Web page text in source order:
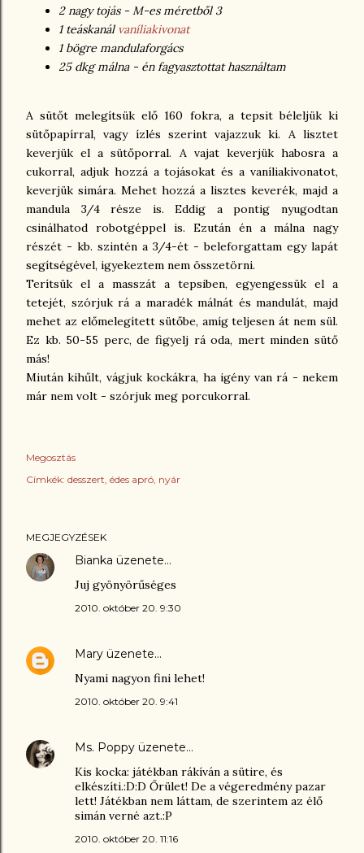
2 nagy tojás - M-es méretből 3
1 teáskanál vaníliakivonat
1 bögre mandulaforgács
25 dkg málna - én fagyasztottat használtam
A sütőt melegítsük elő 160 fokra, a tepsit béleljük ki
sütőpapírral, vagy ízlés szerint vajazzuk ki. A lisztet
keverjük el a sütőporral. A vajat keverjük habosra a
cukorral, adjuk hozzá a tojásokat és a vaníliakivonatot,
keverjük simára. Mehet hozzá a lisztes keverék, majd a
mandula 3/4 része is. Eddig a pontig nyugodtan
csinálhatod robotgéppel is. Ezután én a málna nagy
részét - kb. szintén a 3/4-ét - beleforgattam egy lapát
segítségével, igyekeztem nem összetörni.
Terítsük el a masszát a tepsiben, egyengessük el a
tetejét, szórjuk rá a maradék málnát és mandulát, majd
mehet az előmelegített sütőbe, amíg teljesen át nem sül.
Ez kb. 50-55 perc, de figyelj rá oda, mert minden sütő
más!
Miután kihűlt, vágjuk kockákra, ha igény van rá - nekem
már nem volt - szórjuk meg porcukorral.
Megosztás
Címkék: desszert édes apró nyár
MEGJEGYZÉSEK
Bianka üzenete…
Juj gyönyörűséges
2010. október 20. 9:30
Mary üzenete…
Nyami nagyon fini lehet!
2010. október 20. 9:41
Ms. Poppy üzenete…
Kis kocka: játékban rákíván a sütire, és
elkészíti.:D:D Őrület! De a végeredmény pazar
lett! Játékban nem láttam, de szerintem az élő
simán verné azt.:P
2010. október 20. 11:16